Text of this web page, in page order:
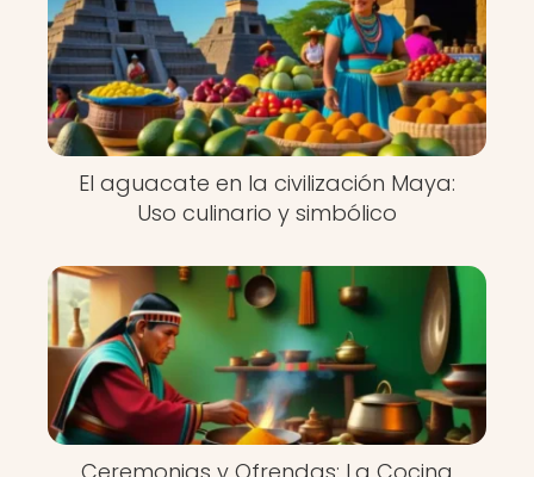
El aguacate en la civilización Maya:
Uso culinario y simbólico